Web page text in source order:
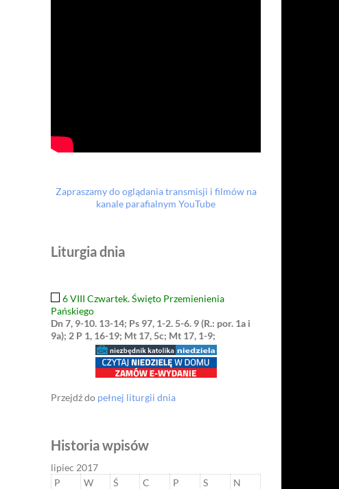
Zapraszamy do oglądania transmisji i filmów na
kanale parafialnym YouTube
Liturgia dnia
6 VIII Czwartek. Święto Przemienienia
Pańskiego
Dn 7, 9-10. 13-14; Ps 97, 1-2. 5-6. 9 (R.: por. 1a i
9a); 2 P 1, 16-19; Mt 17, 5c; Mt 17, 1-9;
Przejdź do pełnej liturgii dnia
Historia wpisów
lipiec 2017
P
W Ś C P S
N